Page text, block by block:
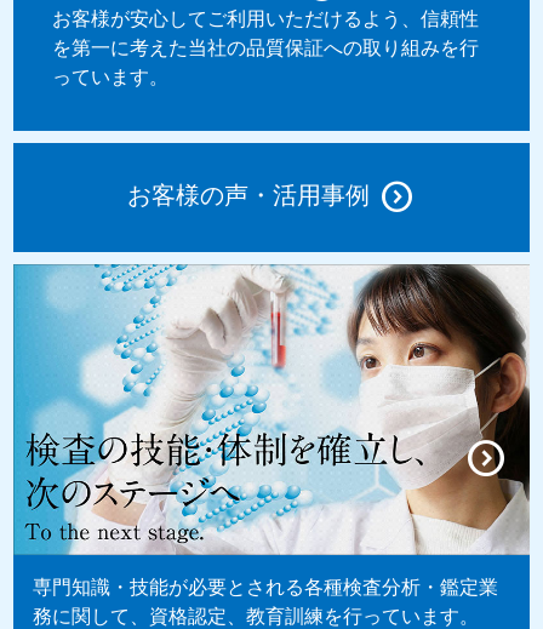
お客様が安心してご利用いただけるよう、信頼性
を第一に考えた当社の品質保証への取り組みを行
っています。
お客様の声・活用事例
専門知識・技能が必要とされる各種検査分析・鑑定業
務に関して、資格認定、教育訓練を行っています。